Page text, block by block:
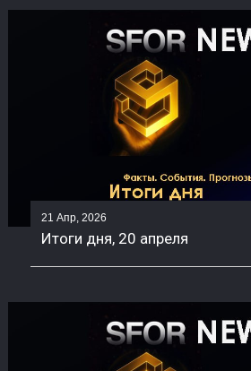
21 Апр, 2026
Итоги дня, 20 апреля